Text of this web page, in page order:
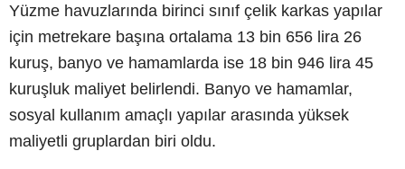
Yüzme havuzlarında birinci sınıf çelik karkas yapılar
için metrekare başına ortalama 13 bin 656 lira 26
kuruş, banyo ve hamamlarda ise 18 bin 946 lira 45
kuruşluk maliyet belirlendi. Banyo ve hamamlar,
sosyal kullanım amaçlı yapılar arasında yüksek
maliyetli gruplardan biri oldu.